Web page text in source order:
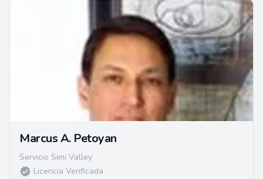
Marcus A. Petoyan
Servicio Simi Valley
Licencia Verificada